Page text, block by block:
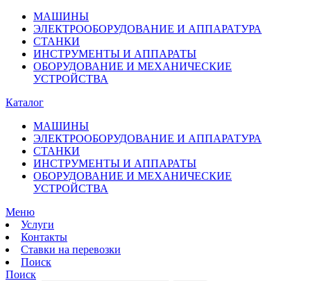
МАШИНЫ
ЭЛЕКТРООБОРУДОВАНИЕ И АППАРАТУРА
СТАНКИ
ИНСТРУМЕНТЫ И АППАРАТЫ
ОБОРУДОВАНИЕ И МЕХАНИЧЕСКИЕ
УСТРОЙСТВА
Каталог
МАШИНЫ
ЭЛЕКТРООБОРУДОВАНИЕ И АППАРАТУРА
СТАНКИ
ИНСТРУМЕНТЫ И АППАРАТЫ
ОБОРУДОВАНИЕ И МЕХАНИЧЕСКИЕ
УСТРОЙСТВА
Меню
Услуги
Контакты
Ставки на перевозки
Поиск
Поиск